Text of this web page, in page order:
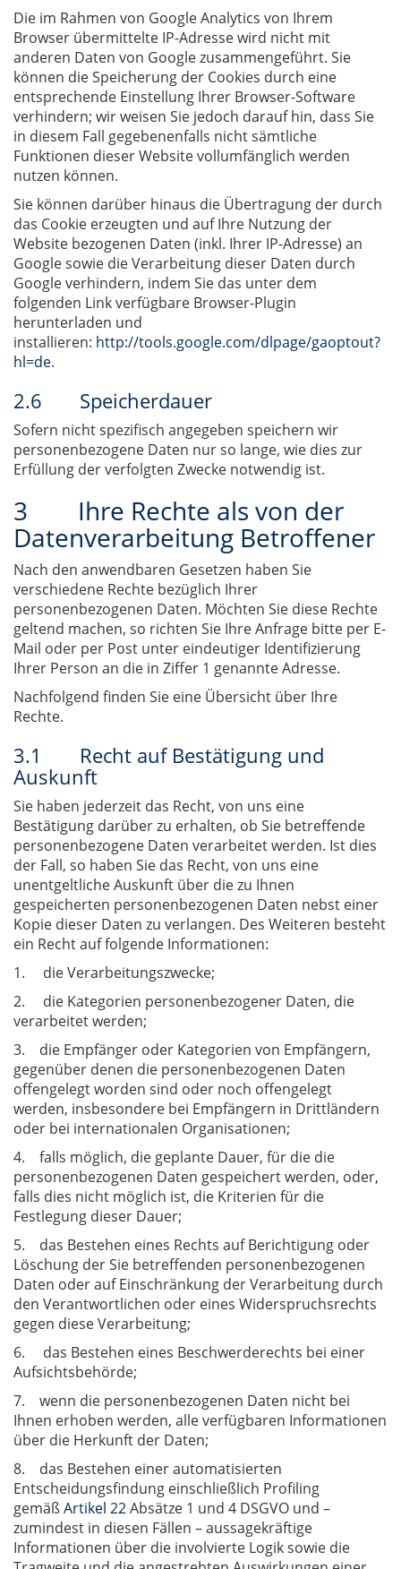
Die im Rahmen von Google Analytics von Ihrem
Browser übermittelte IP-Adresse wird nicht mit
anderen Daten von Google zusammengeführt. Sie
können die Speicherung der Cookies durch eine
entsprechende Einstellung Ihrer Browser-Software
verhindern; wir weisen Sie jedoch darauf hin, dass Sie
in diesem Fall gegebenenfalls nicht sämtliche
Funktionen dieser Website vollumfänglich werden
nutzen können.
Sie können darüber hinaus die Übertragung der durch
das Cookie erzeugten und auf Ihre Nutzung der
Website bezogenen Daten (inkl. Ihrer IP-Adresse) an
Google sowie die Verarbeitung dieser Daten durch
Google verhindern, indem Sie das unter dem
folgenden Link verfügbare Browser-Plugin
herunterladen und
installieren: http://tools.google.com/dlpage/gaoptout?
hl=de.
2.6 Speicherdauer
Sofern nicht spezifisch angegeben speichern wir
personenbezogene Daten nur so lange, wie dies zur
Erfüllung der verfolgten Zwecke notwendig ist.
3 Ihre Rechte als von der
Datenverarbeitung Betroffener
Nach den anwendbaren Gesetzen haben Sie
verschiedene Rechte bezüglich Ihrer
personenbezogenen Daten. Möchten Sie diese Rechte
geltend machen, so richten Sie Ihre Anfrage bitte per E-
Mail oder per Post unter eindeutiger Identifizierung
Ihrer Person an die in Ziffer 1 genannte Adresse.
Nachfolgend finden Sie eine Übersicht über Ihre
Rechte.
3.1 Recht auf Bestätigung und
Auskunft
Sie haben jederzeit das Recht, von uns eine
Bestätigung darüber zu erhalten, ob Sie betreffende
personenbezogene Daten verarbeitet werden. Ist dies
der Fall, so haben Sie das Recht, von uns eine
unentgeltliche Auskunft über die zu Ihnen
gespeicherten personenbezogenen Daten nebst einer
Kopie dieser Daten zu verlangen. Des Weiteren besteht
ein Recht auf folgende Informationen:
1. die Verarbeitungszwecke;
2. die Kategorien personenbezogener Daten, die
verarbeitet werden;
3. die Empfänger oder Kategorien von Empfängern,
gegenüber denen die personenbezogenen Daten
offengelegt worden sind oder noch offengelegt
werden, insbesondere bei Empfängern in Drittländern
oder bei internationalen Organisationen;
4. falls möglich, die geplante Dauer, für die die
personenbezogenen Daten gespeichert werden, oder,
falls dies nicht möglich ist, die Kriterien für die
Festlegung dieser Dauer;
5. das Bestehen eines Rechts auf Berichtigung oder
Löschung der Sie betreffenden personenbezogenen
Daten oder auf Einschränkung der Verarbeitung durch
den Verantwortlichen oder eines Widerspruchsrechts
gegen diese Verarbeitung;
6. das Bestehen eines Beschwerderechts bei einer
Aufsichtsbehörde;
7. wenn die personenbezogenen Daten nicht bei
Ihnen erhoben werden, alle verfügbaren Informationen
über die Herkunft der Daten;
8. das Bestehen einer automatisierten
Entscheidungsfindung einschließlich Profiling
gemäßArtikel 22Absätze 1 und 4 DSGVO und –
zumindest in diesen Fällen – aussagekräftige
Informationen über die involvierte Logik sowie die